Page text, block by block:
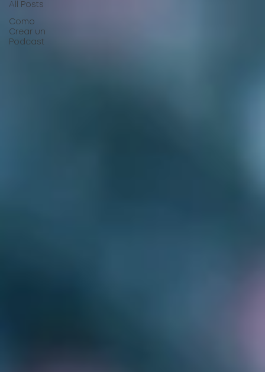
All Posts
Como
Crear un
Podcast